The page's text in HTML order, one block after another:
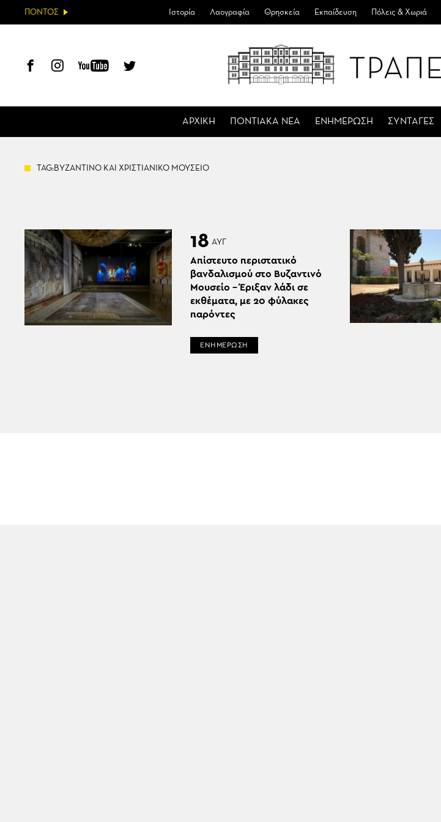
ΠΟΝΤΟΣ Ιστορία Λαογραφία Θρησκεία Εκπαίδευση Πόλεις & Χωριά
ΑΡΧΙΚΗ ΠΟΝΤΙΑΚΑ ΝΕΑ ΕΝΗΜΕΡΩΣΗ ΣΥΝΤΑΓΕΣ
TAG:ΒΥΖΑΝΤΙΝΟ ΚΑΙ ΧΡΙΣΤΙΑΝΙΚΟ ΜΟΥΣΕΙΟ
18 ΑΥΓ
Απίστευτο περιστατικό
βανδαλισμού στο Βυζαντινό
Μουσείο – Έριξαν λάδι σε
εκθέματα, με 20 φύλακες
παρόντες
ΕΝΗΜΕΡΩΣΗ